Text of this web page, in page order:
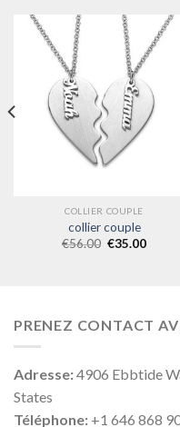
COLLIER COUPLE
collier couple
€56.00 €35.00
PRENEZ CONTACT
Adresse:4906 Ebbtide
States
Téléphone: +1 646 868